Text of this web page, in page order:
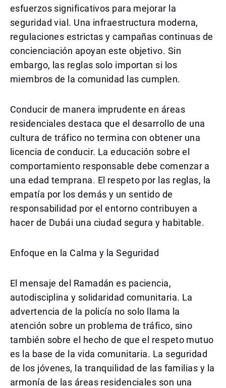
esfuerzos significativos para mejorar la
seguridad vial. Una infraestructura moderna,
regulaciones estrictas y campañas continuas de
concienciación apoyan este objetivo. Sin
embargo, las reglas solo importan si los
miembros de la comunidad las cumplen.
Conducir de manera imprudente en áreas
residenciales destaca que el desarrollo de una
cultura de tráfico no termina con obtener una
licencia de conducir. La educación sobre el
comportamiento responsable debe comenzar a
una edad temprana. El respeto por las reglas, la
empatía por los demás y un sentido de
responsabilidad por el entorno contribuyen a
hacer de Dubái una ciudad segura y habitable.
Enfoque en la Calma y la Seguridad
El mensaje del Ramadán es paciencia,
autodisciplina y solidaridad comunitaria. La
advertencia de la policía no solo llama la
atención sobre un problema de tráfico, sino
también sobre el hecho de que el respeto mutuo
es la base de la vida comunitaria. La seguridad
de los jóvenes, la tranquilidad de las familias y la
armonía de las áreas residenciales son una